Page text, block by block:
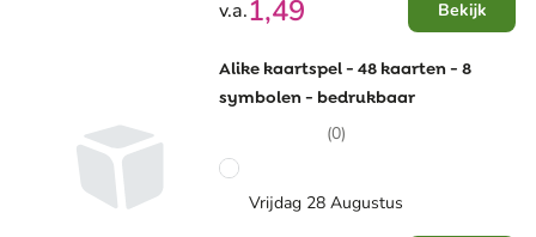
v.a.1,49 Bekijk
Alike kaartspel - 48 kaarten - 8
symbolen - bedrukbaar
(0)
Vrijdag 28 Augustus